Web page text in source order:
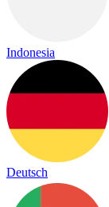
Indonesia
Deutsch